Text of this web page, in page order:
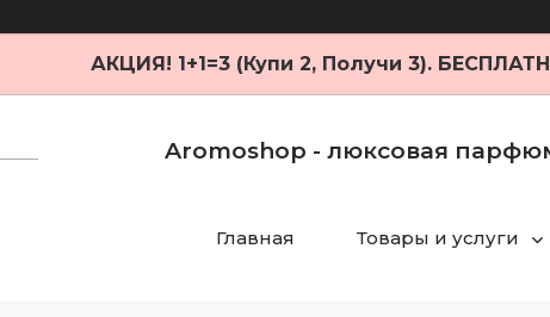
АКЦИЯ! 1+1=3 (Купи 2, Получи 3).
Aromoshop - люксовая
Главная Товары и услуги